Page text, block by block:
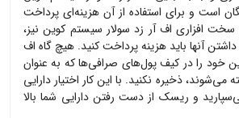
است و برای استفاده از آن هزینه‌ای پرداخت
سخت افزاری اف آر زد سولار سیستم کویننیز،
آنها باید هزینه پرداخت کنید. هیچ گاه اف
خود را در کیف پول‌های صرافی‌ها که به عنوان
می‌شوند، ذخیره نکنید. با این کار اختیار دارایی
و ریسک از دست رفتن دارایی شما بالا